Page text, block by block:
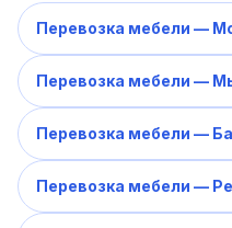
Перевозка мебели —
Перевозка мебели —
Перевозка мебели —
Перевозка мебели —